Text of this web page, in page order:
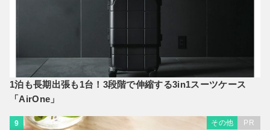
1泊も長期出張も1台！3段階で伸縮する3in1スーツケース
「AirOne」
9 その他 PR